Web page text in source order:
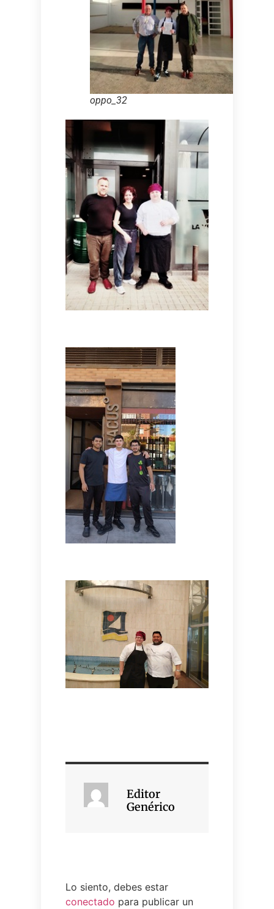
oppo_32
Editor
Genérico
Lo siento, debes estar
conectado para publicar un